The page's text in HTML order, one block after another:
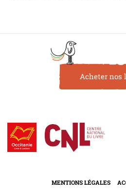
Acheter nos
MENTIONS LÉGALES